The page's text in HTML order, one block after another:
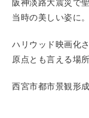
阪神淡路大震災で
当時の美しい姿に。
ハリウッド映画化
原点とも言える場所
西宮市都市景観形